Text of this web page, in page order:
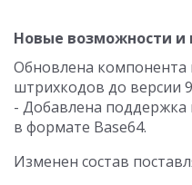
Новые возможности и
Обновлена компонента
штрихкодов до версии
- Добавлена
в формате Base64.
Изменен состав